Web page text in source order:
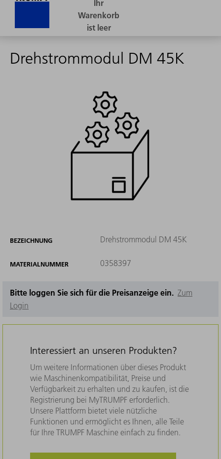
Drehstrommodul DM 45K
BEZEICHNUNG Drehstrommodul DM 45K
MATERIALNUMMER 0358397
Bitte loggen Sie sich für die Preisanzeige ein. Zum
Login
Interessiert an unseren Produkten?
Um weitere Informationen über dieses Produkt
wie Maschinenkompatibilität, Preise und
Verfügbarkeit zu erhalten und zu kaufen, ist die
Registrierung bei MyTRUMPF erforderlich.
Unsere Plattform bietet viele nützliche
Funktionen und ermöglicht es Ihnen, alle Teile
für Ihre TRUMPF Maschine einfach zu finden.